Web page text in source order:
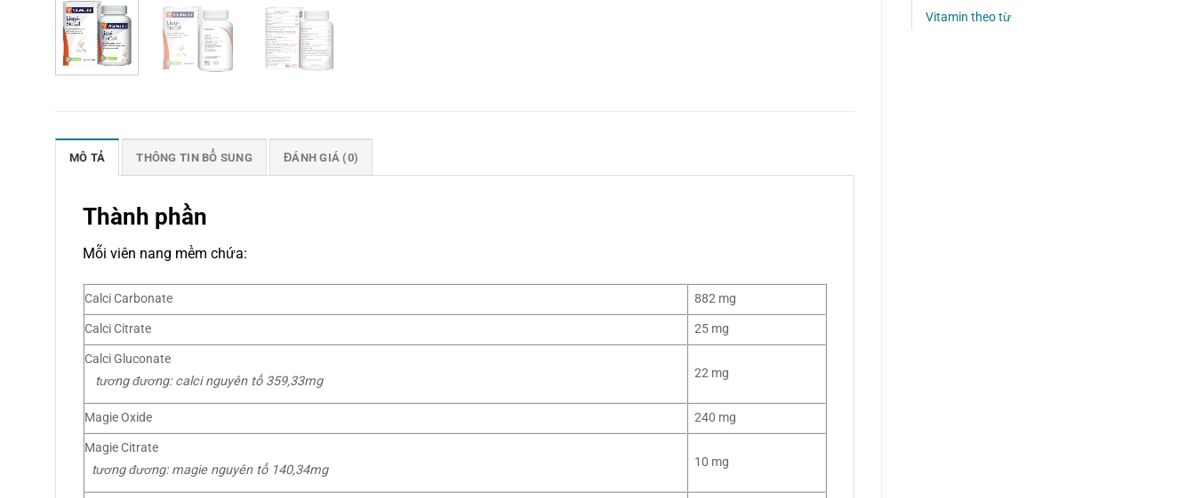
Vitamin theo từ
MÔ TẢ THÔNG TIN BỔ SUNG ĐÁNH GIÁ (0)
Thành phần
Mỗi viên nang mềm chứa:
Calci Carbonate
882 mg
Calci Citrate
25 mg
Calci Gluconate
tương đương: calci nguyên tố 359,33mg
22 mg
Magie Oxide
240 mg
Magie Citrate
tương đương: magie nguyên tố 140,34mg
10 mg